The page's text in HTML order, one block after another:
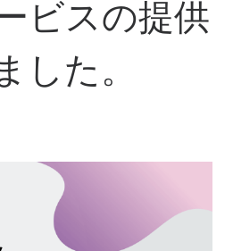
ビスの提供
した。